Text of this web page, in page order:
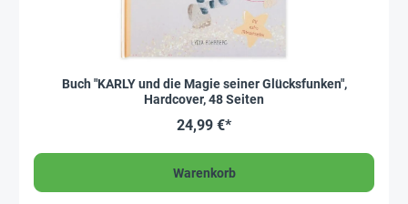
Buch "KARLY und die Magie seiner Glücksfunken",
Hardcover, 48 Seiten
24,99 €*
Warenkorb